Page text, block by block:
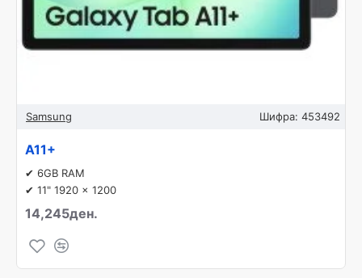
Samsung Шифра: 453492
A11+
✔ 6GB RAM
✔ 11" 1920 x 1200
14,245ден.